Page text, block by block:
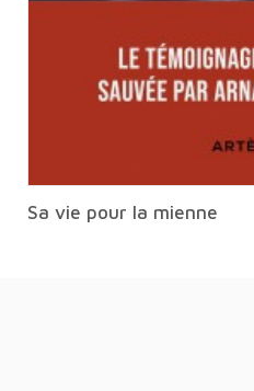
Sa vie pour la mienne